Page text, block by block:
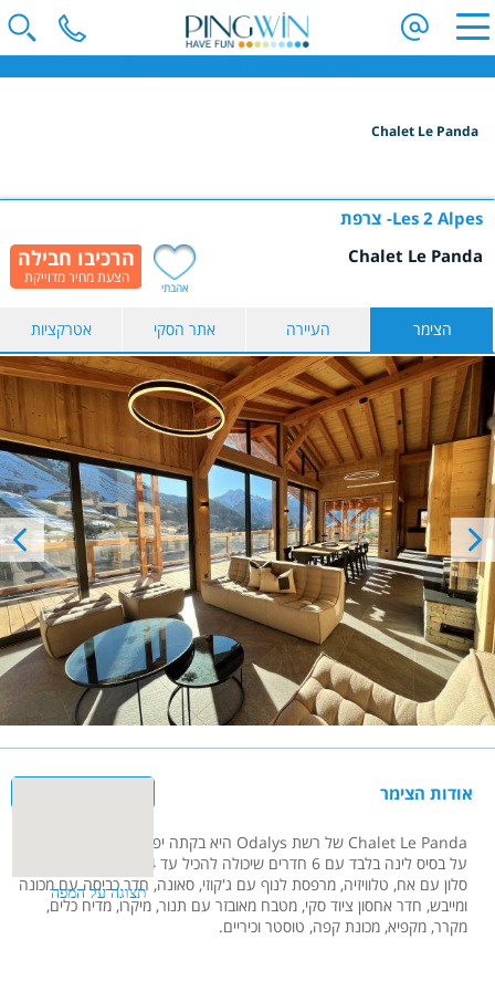
הקלידו שם מדינה ובחרו יעד
בחרו תאריך
2 נוסעים
הצג תוצאות
Chalet Le Panda
Les 2 Alpes
Chalet Le Panda
צרפת
הצימר העיירה אתר הסקי אטרקציות
אהבתי
אודות הצימר
סלון עם אח, טלוויזיה, מרפסת לנוף עם ג'קוזי, סאונה, חדר כביסה עם מכונה
ומייבש, חדר אחסון ציוד סקי, מטבח מאובזר עם תנור, מיקרו, מדיח כלים,
מקרר, מקפיא, מכונת קפה, טוסטר וכיריים.